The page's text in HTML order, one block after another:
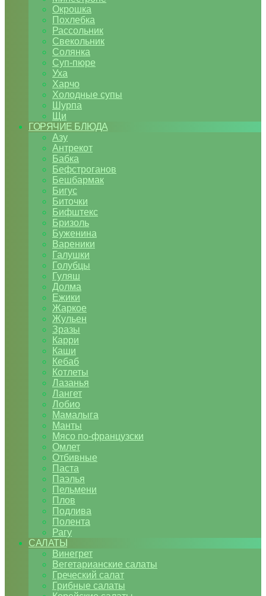
Окрошка
Похлебка
Рассольник
Свекольник
Солянка
Суп-пюре
Уха
Харчо
Холодные супы
Шурпа
Щи
ГОРЯЧИЕ БЛЮДА
Азу
Антрекот
Бабка
Бефстроганов
Бешбармак
Бигус
Биточки
Бифштекс
Бризоль
Буженина
Вареники
Галушки
Голубцы
Гуляш
Долма
Ежики
Жаркое
Жульен
Зразы
Карри
Каши
Кебаб
Котлеты
Лазанья
Лангет
Лобио
Мамалыга
Манты
Мясо по-французски
Омлет
Отбивные
Паста
Паэлья
Пельмени
Плов
Подлива
Полента
Рагу
САЛАТЫ
Винегрет
Вегетарианские салаты
Греческий салат
Грибные салаты